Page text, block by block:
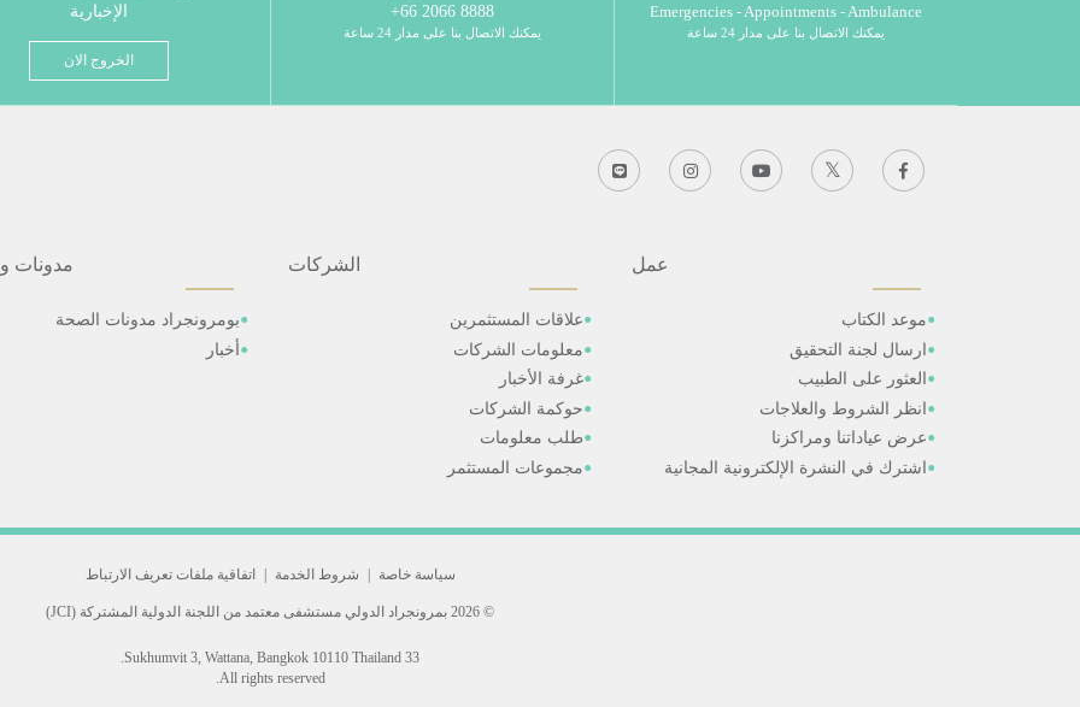
Emergencies - Appointments - Ambulance
يمكنك الاتصال بنا على مدار 24 ساعة
8888 2066 66+
يمكنك الاتصال بنا على مدار 24 ساعة
الإخبارية
الخروج الان
عمل
موعد الكتاب
ارسال لجنة التحقيق
العثور على الطبيب
انظر الشروط والعلاجات
عرض عياداتنا ومراكزنا
اشترك في النشرة الإلكترونية المجانية
الشركات
علاقات المستثمرين
معلومات الشركات
غرفة الأخبار
حوكمة الشركات
طلب معلومات
مجموعات المستثمر
مدونات
بومرونجراد مدونات الصحة
أخبار
سياسة خاصة | شروط الخدمة | اتفاقية ملفات تعريف الارتباط
© 2026 بمرونجراد الدولي مستشفى معتمد من اللجنة الدولية المشتركة (JCI)
33 Sukhumvit 3, Wattana, Bangkok 10110 Thailand.
All rights reserved.